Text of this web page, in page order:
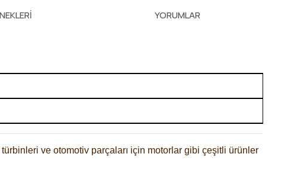
YORUMLAR
ve otomotiv parçaları için motorlar gibi çeşitli ürünler